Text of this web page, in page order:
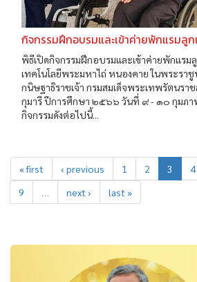
กิจกรรมฝึกอบรมและเข้าค่ายพักแรมลู
พิธีเปิดกิจกรรมฝึกอบรมและเข้าค่ายพักแรม
เทคโนโลยีพระมหาไถ่ หนองคาย ในพระรา
กนิษฐาธิราชเจ้า กรมสมเด็จพระเทพรัตนรา
กุมารี ปีการศึกษา ๒๕๖๖ วันที่ ๙ - ๑๐ กุมภ
กิจกรรมดังต่อไปนี้...
« first ‹ previous 1 2 3 4
9
… next › last »